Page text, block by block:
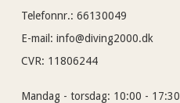
Telefonnr.: 66130049
E-mail : info@diving2000.dk
CVR: 11806244
Mandag - torsdag: 10:00 - 17:30